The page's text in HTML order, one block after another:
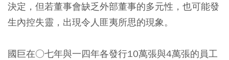
決定，但若董事會缺乏外部董事的多元性，也可能發
生內控失靈，出現令人匪夷所思的現象。
國巨在○七年與一四年各發行10萬張與4萬張的員工